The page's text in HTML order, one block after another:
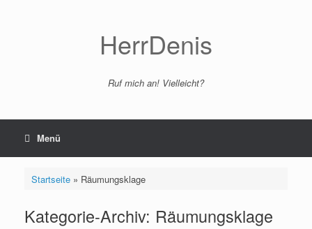
HerrDenis
Ruf mich an! Vielleicht?
Menü
Startseite» Räumungsklage
Kategorie-Archiv: Räumungsklage